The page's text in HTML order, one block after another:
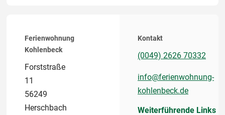
Ferienwohnung
Kohlenbeck
Forststraße
11
56249
Herschbach
Kontakt
(0049) 2626 70332
info@ferienwohnung-
kohlenbeck.de
Weiterführende Links